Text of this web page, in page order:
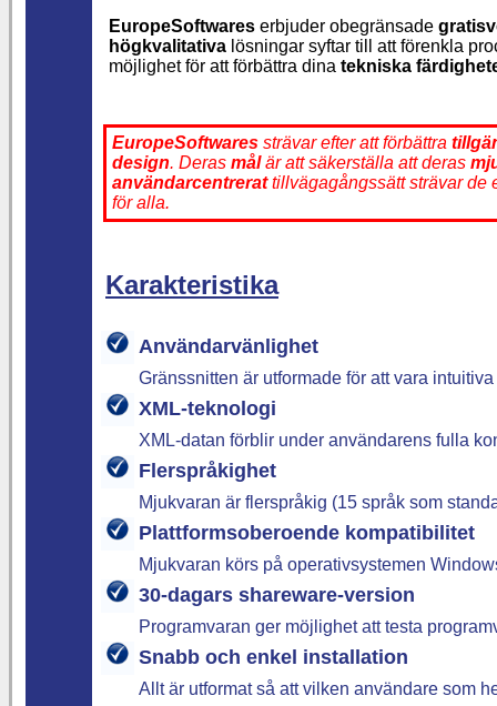
EuropeSoftwares erbjuder obegränsade
högkvalitativa lösningar syftar till att förenkla
möjlighet för att förbättra dina tekniska
EuropeSoftwares strävar efter att förbättra
design. Deras målär att säkerställa att deras
användarcentrerattillvägagångssätt strävar de
för alla.
Karakteristika
Användarvänlighet
Gränssnitten är utformade för att vara
XML-teknologi
XML-datan förblir under användarens fulla
Flerspråkighet
Mjukvaran är flerspråkig (15 språk som
Plattformsoberoende kompatibilitet
Mjukvaran körs på operativsystemen
30-dagars shareware-version
Programvaran ger möjlighet att testa
Snabb och enkel installation
Allt är utformat så att vilken användare som